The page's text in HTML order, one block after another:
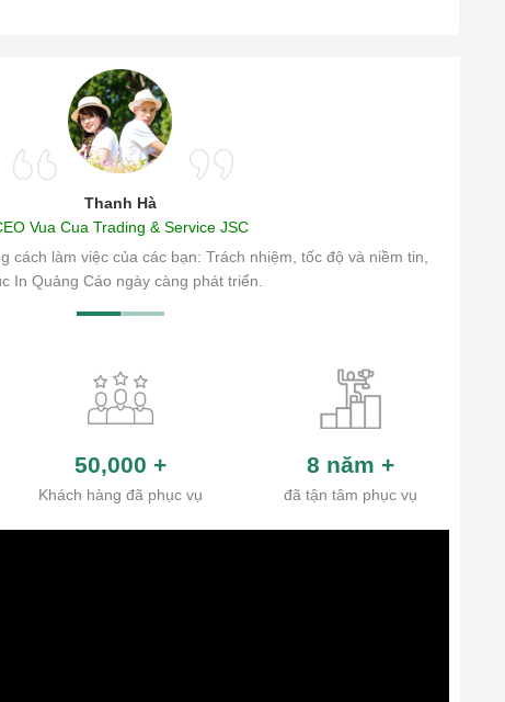
Thanh Hà
Vua Cua Trading & Service JSC
cách làm việc của các bạn: Trách nhiệm, tốc độ và niềm tin,
In Quảng Cáo ngày càng phát triển.
50,000 +
Khách hàng đã phục vụ
8 năm +
đã tận tâm phục vụ